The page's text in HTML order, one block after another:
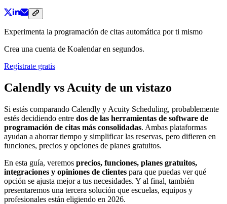
Experimenta la programación de citas automática por ti mismo
Crea una cuenta de Koalendar en segundos.
Regístrate gratis
Calendly vs Acuity de un vistazo
Si estás comparando Calendly y Acuity Scheduling, probablemente
estés decidiendo entre dos de las herramientas de software de
programación de citas más consolidadas. Ambas plataformas
ayudan a ahorrar tiempo y simplificar las reservas, pero difieren en
funciones, precios y opciones de planes gratuitos.
En esta guía, veremos precios, funciones, planes gratuitos,
integraciones y opiniones de clientes para que puedas ver qué
opción se ajusta mejor a tus necesidades. Y al final, también
presentaremos una tercera solución que escuelas, equipos y
profesionales están eligiendo en 2026.